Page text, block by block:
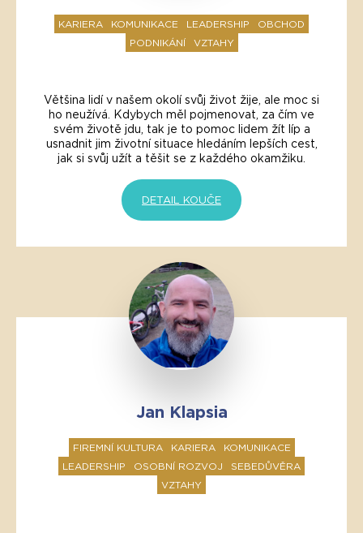
KARIERA KOMUNIKACE LEADERSHIP
OBCHOD
PODNIKÁNÍ
VZTAHY
Většina lidí v našem okolí svůj život žije, ale moc si
ho neužívá. Kdybych měl pojmenovat, za čím ve
svém životě jdu, tak je to pomoc lidem žít líp a
usnadnit jim životní situace hledáním lepších cest,
jak si svůj užít a těšit se z každého okamžiku.
DETAIL KOUČE
Jan Klapsia
FIREMNÍ KULTURA KARIERA
KOMUNIKACE
LEADERSHIP
OSOBNÍ ROZVOJ
SEBEDŮVĚRA
VZTAHY